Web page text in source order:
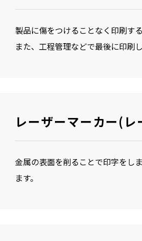
製品に傷をつけることなく印刷す
また、工程管理などで最後に印刷
レーザーマーカー(レ
金属の表面を削ることで印字をし
ます。